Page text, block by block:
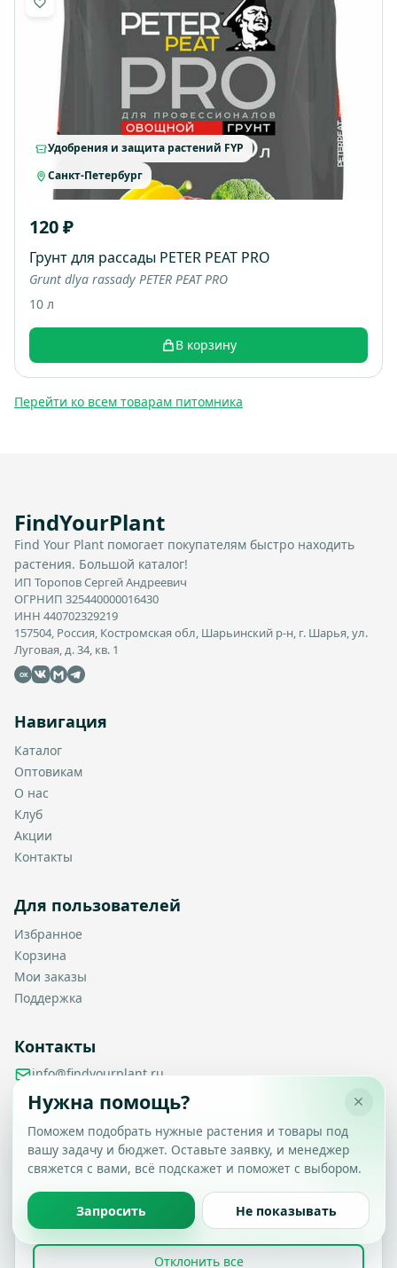
Удобрения и защита растений FYP
Санкт-Петербург
120 ₽
Грунт для рассады PETER PEAT PRO
Grunt dlya rassady PETER PEAT PRO
10 л
В корзину
Перейти ко всем товарам питомника
FindYourPlant
Find Your Plant помогает покупателям быстро находить
растения. Большой каталог!
ИП Торопов Сергей Андреевич
ОГРНИП 325440000016430
ИНН 440702329219
157504, Россия, Костромская обл, Шарьинский р-н, г. Шарья, ул.
Луговая, д. 34, кв. 1
OK
Навигация
Каталог
Оптовикам
О нас
Клуб
Акции
Контакты
Для пользователей
Избранное
Корзина
Мои заказы
Поддержка
Контакты
info@findyourplant.ru
support@findyourplant.ru
findyourplantofficial@gmail.com
+7 929 115-17-50
Санкт-Петербург, Гражданский проспект, д. 104, корп. 1,
литера А, офис 430
© 2026 Find Your Plant. Все права защищены.
Настройка конфиденциальности
Вы можете выбрать, какие типы файлов cookie
разрешить.
Политика обработки данных
Принять все
Отклонить все
Нужна помощь?
Поможем подобрать нужные растения и товары под
вашу задачу и бюджет. Оставьте заявку, и менеджер
свяжется с вами, всё подскажет и поможет с выбором.
Запросить Не показывать